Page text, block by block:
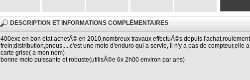
DESCRIPTION ET INFORMATIONS COMPLÉMENTAIRES
400exc en bon etat achetÃ© en 2010,nombreux travaux effectuÃ©s depuis
frein;distribution,pneus.....c'est une moto d'enduro qui a servie, il n'y a pas de compteur,elle
carte grise( a mon nom)
bonne moto puissante et robuste(utilisÃ©e 6x 2h00 environ par ans)